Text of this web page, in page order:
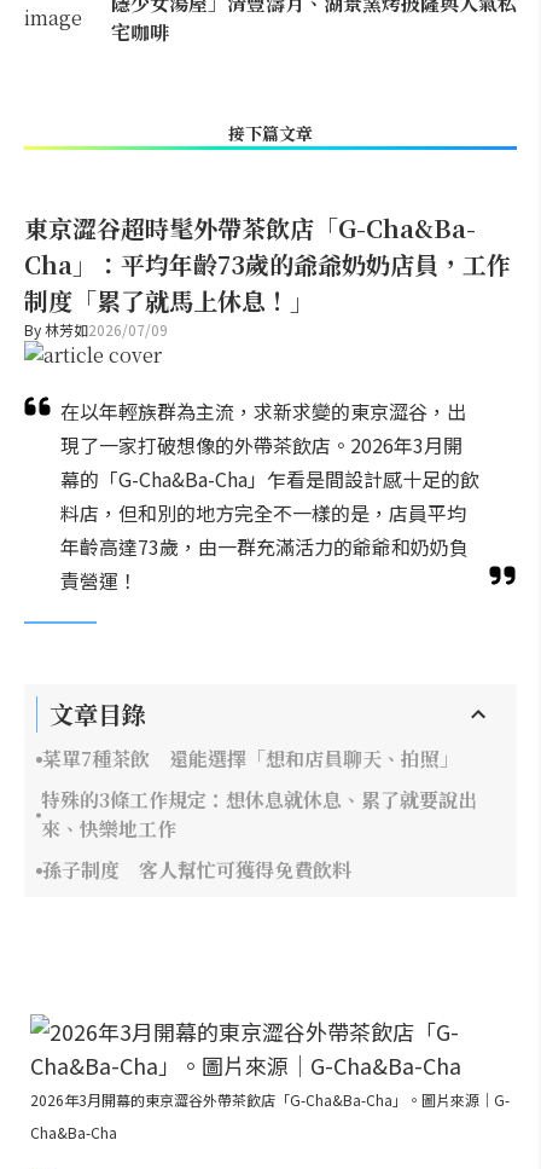
宅咖啡
接下篇文章
東京澀谷超時髦外帶茶飲店「G-Cha&Ba-
Cha」：平均年齡73歲的爺爺奶奶店員，工作
制度「累了就馬上休息！」
By林芳如2026/07/09
在以年輕族群為主流，求新求變的東京澀谷，出
現了一家打破想像的外帶茶飲店。2026年3月開
幕的「G-Cha&Ba-Cha」乍看是間設計感十足的飲
料店，但和別的地方完全不一樣的是，店員平均
年齡高達73歲，由一群充滿活力的爺爺和奶奶負
責營運！
文章目錄
菜單7種茶飲 還能選擇「想和店員聊天、拍照」
特殊的3條工作規定：想休息就休息、累了就要說出
來、快樂地工作
孫子制度 客人幫忙可獲得免費飲料
2026年3月開幕的東京澀谷外帶茶飲店「G-Cha&Ba-Cha」。圖片來源｜G-
Cha&Ba-Cha